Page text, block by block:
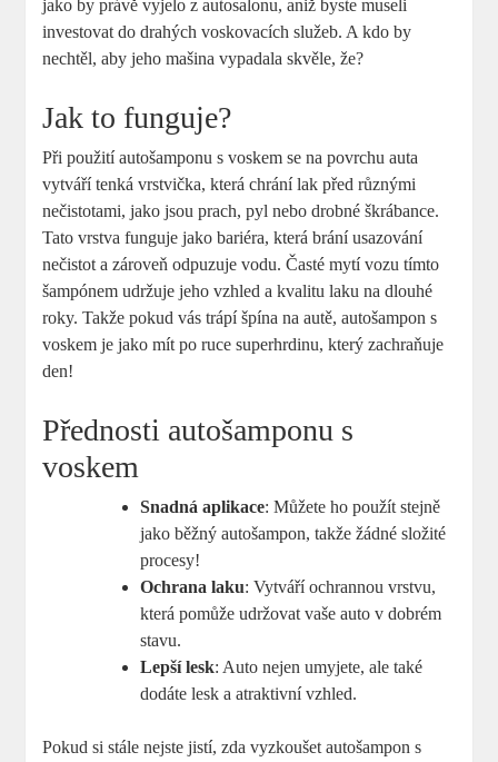
jako by právě vyjelo z autosalonu, aniž byste museli
investovat do drahých voskovacích služeb. A kdo by
nechtěl, aby jeho mašina vypadala skvěle, že?
Jak to funguje?
Při použití autošamponu s voskem se na povrchu auta
vytváří tenká vrstvička, která chrání lak před různými
nečistotami, jako jsou prach, pyl nebo drobné škrábance.
Tato vrstva funguje jako bariéra, která brání usazování
nečistot a zároveň odpuzuje vodu. Časté mytí vozu tímto
šampónem udržuje jeho vzhled a kvalitu laku na dlouhé
roky. Takže pokud vás trápí špína na autě, autošampon s
voskem je jako mít po ruce superhrdinu, který zachraňuje
den!
Přednosti autošamponu s
voskem
Snadná aplikace: Můžete ho použít stejně
jako běžný autošampon, takže žádné složité
procesy!
Ochrana laku: Vytváří ochrannou vrstvu,
která pomůže udržovat vaše auto v dobrém
stavu.
Lepší lesk: Auto nejen umyjete, ale také
dodáte lesk a atraktivní vzhled.
Pokud si stále nejste jistí, zda vyzkoušet autošampon s